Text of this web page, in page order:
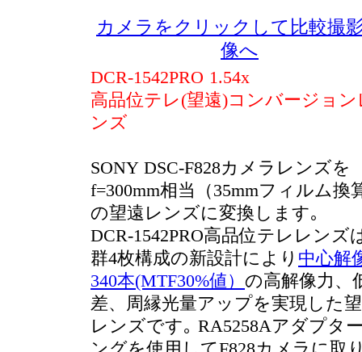
カメラをクリックして比較撮
像へ
DCR-1542PRO 1.54x
高品位テレ(望遠)コンバージョン
ンズ
SONY DSC-F828カメラレンズを
f=300mm相当（35mmフィルム換
の望遠レンズに変換します｡
DCR-1542PRO高品位テレレンズ
群4枚構成の新設計により 中心解
340本(MTF30%値） の高解像力、
差、周縁光量アップを実現した
レンズです｡ RA5258Aアダプタ